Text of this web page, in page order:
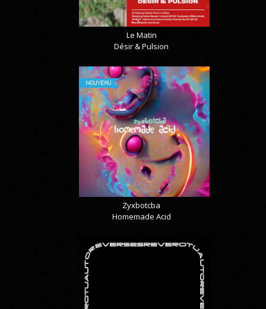
Le Matin
Désir & Pulsion
NOUVEAU
Zyxbotcba
Homemade Acid